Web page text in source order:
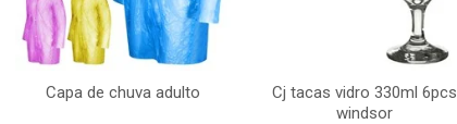
Capa de chuva adulto
Cj tacas vidro 330ml 6pcs
windsor